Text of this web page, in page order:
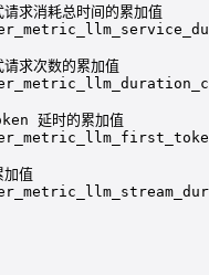
求消耗总时间的累加值
求次数的累加值
延时的累加值
值